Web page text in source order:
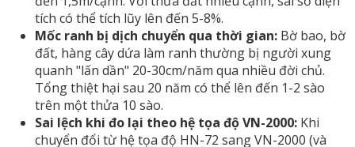
tích có thể tích lũy lên đến 5-8%.
Mốc ranh bị dịch chuyển qua thời gian: Bờ bao, bờ
đất, hàng cây dứa làm ranh thường bị người xung
quanh "lấn dần" 20-30cm/năm qua nhiều đời chủ.
Tổng thiệt hại sau 20 năm có thể lên đến 1-2 sào
trên một thửa 10 sào.
Sai lệch khi đo lại theo hệ tọa độ VN-2000: Khi
chuyển đổi từ hệ tọa độ HN-72 sang VN-2000 (và